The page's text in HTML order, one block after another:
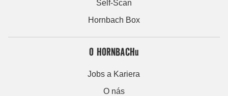
Self-Scan
Hornbach Box
O HORNBACHu
Jobs a Kariera
O nás